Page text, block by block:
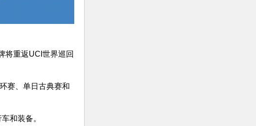
将重返UCI世界巡回
赛、单日古典赛和
和装备。